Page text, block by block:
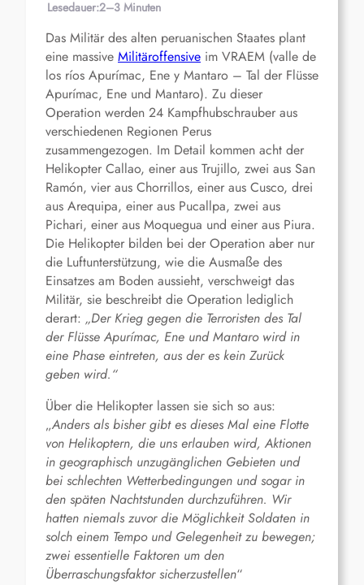
Lesedauer:2–3 Minuten
Das Militär des alten peruanischen Staates plant
eine massive Militäroffensive im VRAEM (valle de
los ríos Apurímac, Ene y Mantaro – Tal der Flüsse
Apurímac, Ene und Mantaro). Zu dieser
Operation werden 24 Kampfhubschrauber aus
verschiedenen Regionen Perus
zusammengezogen. Im Detail kommen acht der
Helikopter Callao, einer aus Trujillo, zwei aus San
Ramón, vier aus Chorrillos, einer aus Cusco, drei
aus Arequipa, einer aus Pucallpa, zwei aus
Pichari, einer aus Moquegua und einer aus Piura.
Die Helikopter bilden bei der Operation aber nur
die Luftunterstützung, wie die Ausmaße des
Einsatzes am Boden aussieht, verschweigt das
Militär, sie beschreibt die Operation lediglich
derart: „Der Krieg gegen die Terroristen des Tal
der Flüsse Apurímac, Ene und Mantaro wird in
eine Phase eintreten, aus der es kein Zurück
geben wird.“
Über die Helikopter lassen sie sich so aus:
„Anders als bisher gibt es dieses Mal eine Flotte
von Helikoptern, die uns erlauben wird, Aktionen
in geographisch unzugänglichen Gebieten und
bei schlechten Wetterbedingungen und sogar in
den späten Nachtstunden durchzuführen. Wir
hatten niemals zuvor die Möglichkeit Soldaten in
solch einem Tempo und Gelegenheit zu bewegen;
zwei essentielle Faktoren um den
Überraschungsfaktor sicherzustellen“